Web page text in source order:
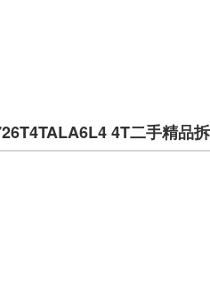
4T二手精品